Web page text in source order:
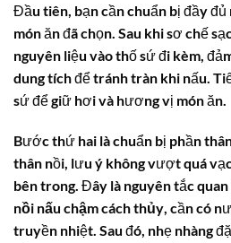
Đầu tiên, bạn cần chuẩn bị đầy
món ăn đã chọn. Sau khi sơ chế
nguyên liệu vào thố sứ đi kèm,
dung tích để tránh tràn khi nấu.
sứ để giữ hơi và hương vị món ăn.
Bước thứ hai là chuẩn bị phần
thân nồi, lưu ý không vượt quá
bên trong. Đây là nguyên tắc
nồi nấu chậm cách thủy, cần có
truyền nhiệt. Sau đó, nhẹ nhàng